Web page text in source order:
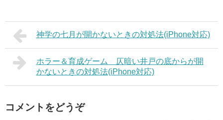
神学の七月が開かないときの対処法(iPhone対応)
ホラー＆育成ゲーム 仄暗い井戸の底からが開
かないときの対処法(iPhone対応)
コメントをどうぞ